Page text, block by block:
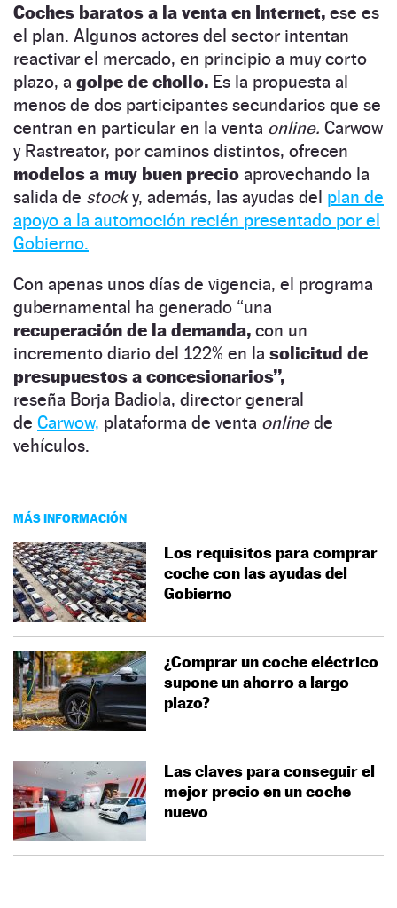
Coches baratos a la venta en Internet, ese es
el plan. Algunos actores del sector intentan
reactivar el mercado, en principio a muy corto
plazo, a golpe de chollo. Es la propuesta al
menos de dos participantes secundarios que se
centran en particular en la venta online. Carwow
y Rastreator, por caminos distintos, ofrecen
modelos a muy buen precio aprovechando la
salida de stocky, además, las ayudas del plan de
apoyo a la automoción recién presentado por el
Gobierno.
Con apenas unos días de vigencia, el programa
gubernamental ha generado “una
recuperación de la demanda, con un
incremento diario del 122% en la solicitud de
presupuestos a concesionarios”,
reseña Borja Badiola, director general
de Carwow, plataforma de venta onlinede
vehículos.
MÁS INFORMACIÓN
Los requisitos para comprar
coche con las ayudas del
Gobierno
¿Comprar un coche eléctrico
supone un ahorro a largo
plazo?
Las claves para conseguir el
mejor precio en un coche
nuevo